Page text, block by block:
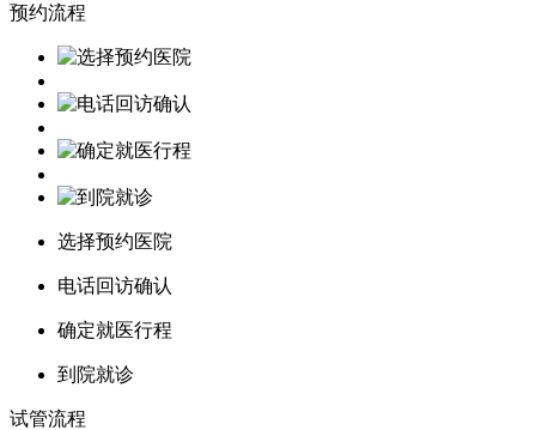
预约流程
选择预约医院
电话回访确认
确定就医行程
到院就诊
试管流程